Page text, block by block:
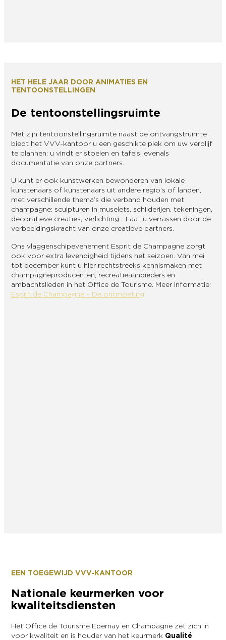
HET HELE JAAR DOOR ANIMATIES EN
TENTOONSTELLINGEN
De tentoonstellingsruimte
Met zijn tentoonstellingsruimte naast de ontvangstruimte
biedt het VVV-kantoor u een geschikte plek om uw verblijf
te plannen: u vindt er stoelen en tafels, evenals
documentatie van onze partners.
U kunt er ook kunstwerken bewonderen van lokale
kunstenaars of kunstenaars uit andere regio’s of landen,
met verschillende thema’s die verband houden met
champagne: sculpturen in muselets, schilderijen, tekeningen,
decoratieve creaties, verlichting… Laat u verrassen door de
verbeeldingskracht van onze creatieve partners.
Ons vlaggenschipevenement Esprit de Champagne zorgt
ook voor extra levendigheid tijdens het seizoen. Van mei
tot december kunt u hier rechtstreeks kennismaken met
champagneproducenten, recreatieaanbieders en
ambachtslieden in het Office de Tourisme. Meer informatie:
Esprit de Champagne – De ontmoeting
EEN TOEGEWIJD VVV-KANTOOR
Nationale keurmerken voor
kwaliteitsdiensten
Het Office de Tourisme Epernay en Champagne zet zich in
voor kwaliteit en is houder van het keurmerk Qualité